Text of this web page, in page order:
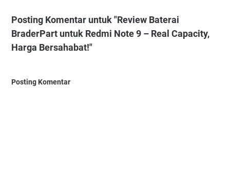
Posting Komentar untuk "Review Baterai
BraderPart untuk Redmi Note 9 – Real Capacity,
Harga Bersahabat!"
Posting Komentar